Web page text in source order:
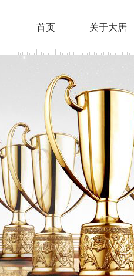
首页 关于大唐